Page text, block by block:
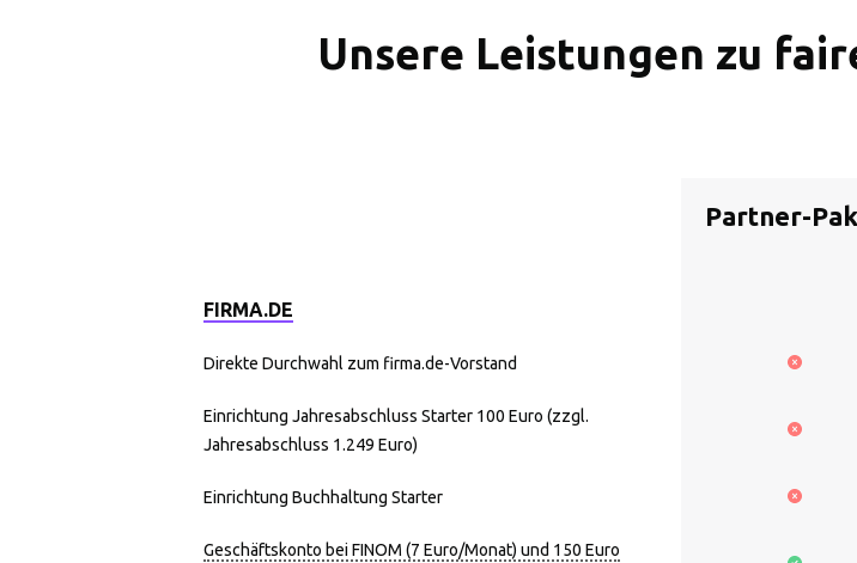
Unsere Leistungen zu
Partner-
FIRMA.DE
Direkte Durchwahl zum firma.de-Vorstand
Einrichtung Jahresabschluss Starter 100 Euro (zzgl.
Jahresabschluss 1.249 Euro)
Einrichtung Buchhaltung Starter
Geschäftskonto bei FINOM (7 Euro/Monat) und 150 Euro